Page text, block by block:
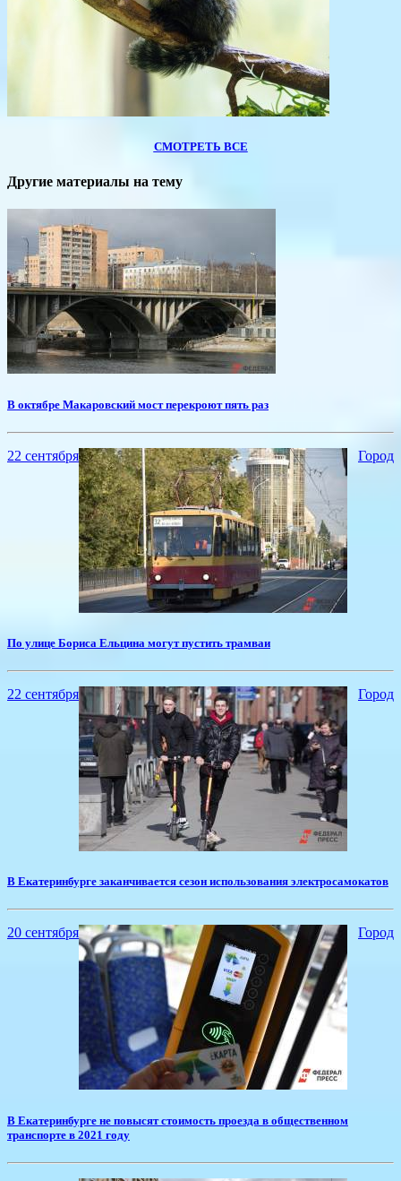
СМОТРЕТЬ ВСЕ
Другие материалы на тему
​В октябре Макаровский мост перекроют пять раз
22 сентября Город
​По улице Бориса Ельцина могут пустить трамваи
22 сентября Город
В Екатеринбурге заканчивается сезон использования электросамокатов
20 сентября Город
​В Екатеринбурге не повысят стоимость проезда в общественном
транспорте в 2021 году